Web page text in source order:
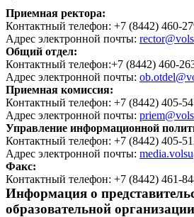
Приемная ректора:
Контактный телефон: +7 (8442) 460-
Адрес электронной почты:
Общий отдел:
Контактный телефон:+7 (8442) 460-
Адрес электронной почты:
Приемная комиссия:
Контактный телефон: +7 (8442) 405-
Адрес электронной почты:
Управление информационной
Контактный телефон: +7 (8442) 405-
Адрес электронной почты:
Факс:
Контактный телефон: +7 (8442) 461-
Информация о
образовательной организации